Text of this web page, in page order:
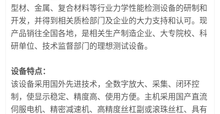
型材、金属、复合材料等行业力学性能检测设备的研制和
开发，并得到相关质检部门及企业的大力支持和认可。现
产品销往全国各地，是相关生产制造企业、大专院校、科
研单位、技术监督部门的理想测试设备。
设备特点：
该设备采用国外先进技术，全数字放大、采集、闭环控
制，使显示稳定、精度高、使用方便。主机采用国产直流
伺服电机、精密减速机、高精度丝杠副或滚珠丝杠、具有